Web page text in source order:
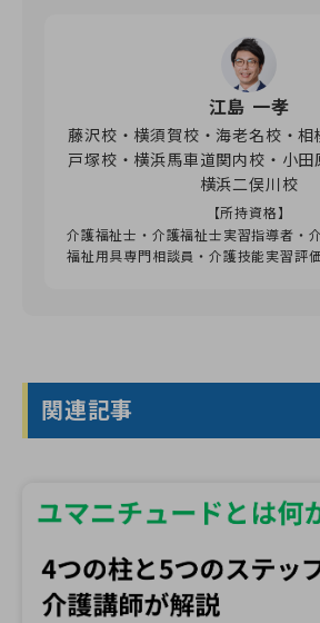
江島 一孝
藤沢校・横須賀校・海老名校・相
戸塚校・横浜馬車道関内校・小田
横浜二俣川校
【所持資格】
介護福祉士・介護福祉士実習指導者・
福祉用具専門相談員・介護技能実習評
関連記事